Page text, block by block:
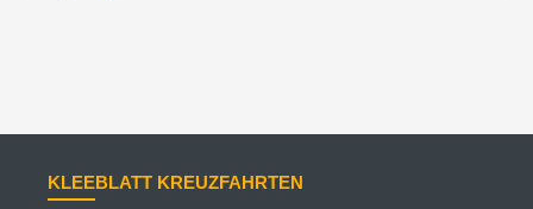
KLEEBLATT KREUZFAHRTEN